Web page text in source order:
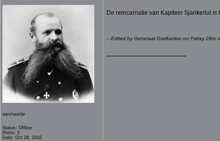
aarshaartje
Status: Offline
Posts: 5
Date: Oct 28, 2016
De reincarnatie van Kapitein Sjankerlul is
-- Edited by Generaal Grafkanker on Friday 28th